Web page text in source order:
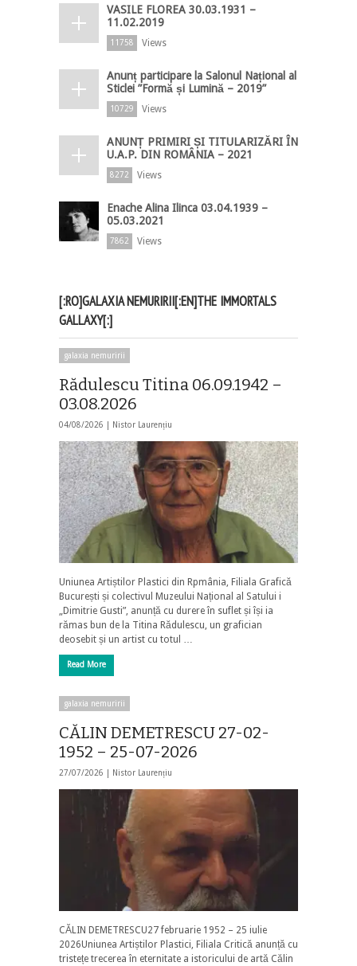
VASILE FLOREA 30.03.1931 –
11.02.2019
11758 Views
Anunț participare la Salonul Național al
Sticlei ”Formă și Lumină – 2019”
10729 Views
ANUNȚ PRIMIRI ȘI TITULARIZĂRI ÎN
U.A.P. DIN ROMÂNIA – 2021
8272 Views
Enache Alina Ilinca 03.04.1939 –
05.03.2021
7862 Views
[:RO]GALAXIA NEMURIRII[:EN]THE IMMORTALS
GALLAXY[:]
galaxia nemuririi
Rădulescu Titina 06.09.1942 –
03.08.2026
04/08/2026 | Nistor Laurențiu
Uniunea Artiștilor Plastici din Rpmânia, Filiala Grafică
București și colectivul Muzeului Național al Satului i
„Dimitrie Gusti”, anunță cu durere în suflet și își ia
rămas bun de la Titina Rădulescu, un grafician
deosebit și un artist cu totul …
Read More
galaxia nemuririi
CĂLIN DEMETRESCU 27-02-
1952 – 25-07-2026
27/07/2026 | Nistor Laurențiu
CĂLIN DEMETRESCU27 februarie 1952 – 25 iulie
2026Uniunea Artiștilor Plastici, Filiala Critică anunță cu
tristețe trecerea în eternitate a istoricului de artă Călin